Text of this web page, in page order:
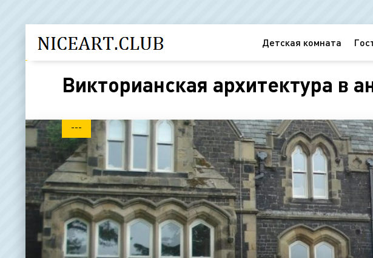
Детская комната
Викторианская архитектура в
---